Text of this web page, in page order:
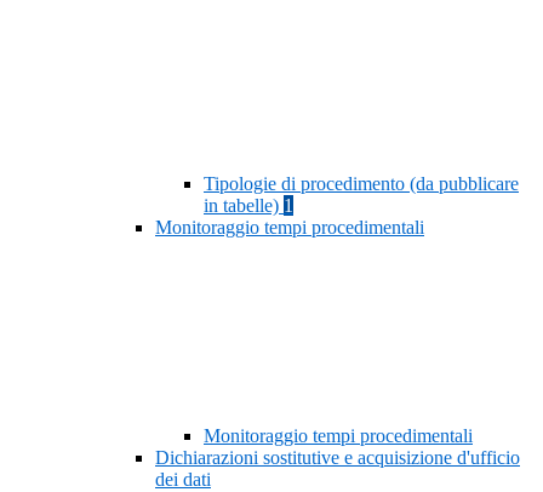
Tipologie di procedimento (da pubblicare
in tabelle) 1
Monitoraggio tempi procedimentali
Monitoraggio tempi procedimentali
Dichiarazioni sostitutive e acquisizione d'ufficio
dei dati